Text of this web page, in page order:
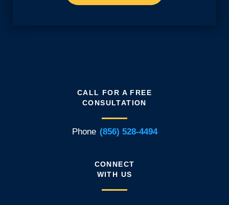
CALL FOR A FREE
CONSULTATION
Phone (856) 528-4494
CONNECT
WITH US